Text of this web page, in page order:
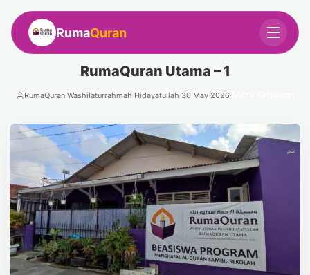
RumaQuran Utama – 1
RumaQuran Washilaturrahmah Hidayatullah·30 May 2026·
RumaQuran